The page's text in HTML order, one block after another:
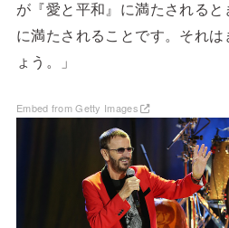
が『愛と平和』に満たされる
に満たされることです。それ
ょう。」
Embed from Getty Images